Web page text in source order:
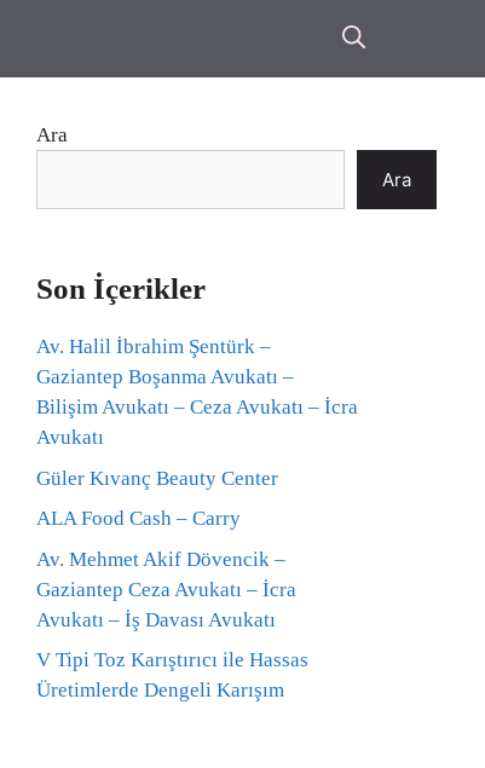
Ara
Ara
Son İçerikler
Av. Halil İbrahim Şentürk –
Gaziantep Boşanma Avukatı –
Bilişim Avukatı – Ceza Avukatı – İcra
Avukatı
Güler Kıvanç Beauty Center
ALA Food Cash – Carry
Av. Mehmet Akif Dövencik –
Gaziantep Ceza Avukatı – İcra
Avukatı – İş Davası Avukatı
V Tipi Toz Karıştırıcı ile Hassas
Üretimlerde Dengeli Karışım